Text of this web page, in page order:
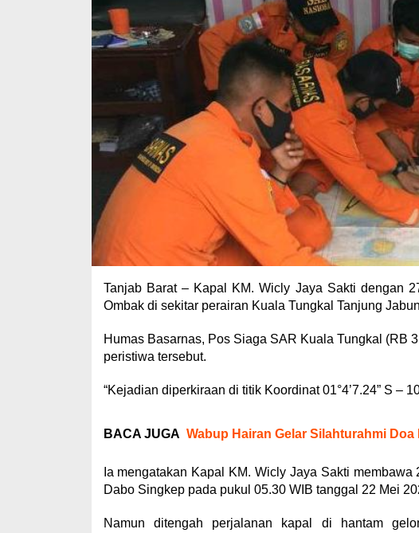
Tanjab Barat – Kapal KM. Wicly Jaya Sakti dengan
Ombak di sekitar perairan Kuala Tungkal Tanjung
Humas Basarnas, Pos Siaga SAR Kuala Tungkal (RB
peristiwa tersebut.
“Kejadian diperkiraan di titik Koordinat 01°4’7.24” S –
BACA JUGA Wabup Hairan Gelar Silahturahmi
Ia mengatakan Kapal KM. Wicly Jaya Sakti
Dabo Singkep pada pukul 05.30 WIB tanggal 22 Mei
Namun ditengah perjalanan kapal di hantam